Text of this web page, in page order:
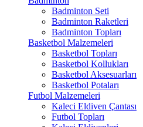
Badminton Seti
Badminton Raketleri
Badminton Topları
Basketbol Malzemeleri
Basketbol Topları
Basketbol Kollukları
Basketbol Aksesuarları
Basketbol Potaları
Futbol Malzemeleri
Kaleci Eldiven Çantası
Futbol Topları